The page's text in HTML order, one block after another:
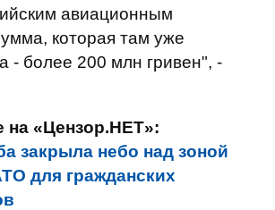
авиационным
которая там уже
- более 200 млн гривен", -
на «Цензор.НЕТ»:
закрыла небо над зоной
для гражданских